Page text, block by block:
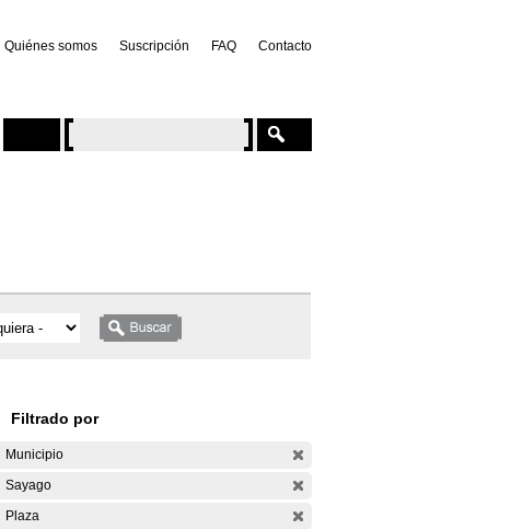
Quiénes somos Suscripción FAQ Contacto
Filtrado por
Municipio
Sayago
Plaza